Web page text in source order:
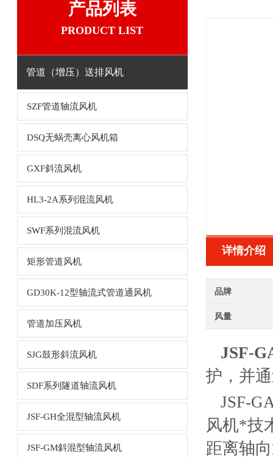
产品列表
PRODUCT LIST
管道（增压）送排风机
SZF管道轴流风机
DSQ无蜗壳离心风机箱
GXF斜流风机
HL3-2A系列混流风机
SWF系列混流风机
矩形管道风机
GD30K-12型轴流式管道通风机
管道加压风机
SJG鼓形斜流风机
SDF系列隧道轴流风机
JSF-GH全混型轴流风机
JSF-GM斜混型轴流风机
详情介绍
品牌
风量
JSF-
护，并
JSF-
风机*技
距离轴